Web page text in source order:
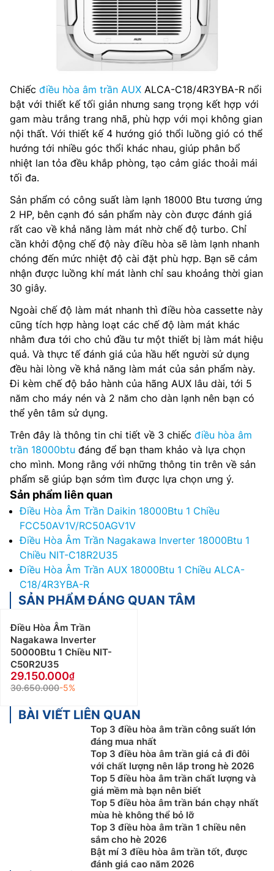
Chiếc điều hòa âm trần AUX ALCA-C18/4R3YBA-R nổi
bật với thiết kế tối giản nhưng sang trọng kết hợp với
gam màu trắng trang nhã, phù hợp với mọi không gian
nội thất. Với thiết kế 4 hướng gió thổi luồng gió có thể
hướng tới nhiều góc thổi khác nhau, giúp phân bổ
nhiệt lan tỏa đều khắp phòng, tạo cảm giác thoải mái
tối đa.
Sản phẩm có công suất làm lạnh 18000 Btu tương ứng
2 HP, bên cạnh đó sản phẩm này còn được đánh giá
rất cao về khả năng làm mát nhờ chế độ turbo. Chỉ
cần khởi động chế độ này điều hòa sẽ làm lạnh nhanh
chóng đến mức nhiệt độ cài đặt phù hợp. Bạn sẽ cảm
nhận được luồng khí mát lành chỉ sau khoảng thời gian
30 giây.
Ngoài chế độ làm mát nhanh thì điều hòa cassette này
cũng tích hợp hàng loạt các chế độ làm mát khác
nhằm đưa tới cho chủ đầu tư một thiết bị làm mát hiệu
quả. Và thực tế đánh giá của hầu hết người sử dụng
đều hài lòng về khả năng làm mát của sản phẩm này.
Đi kèm chế độ bảo hành của hãng AUX lâu dài, tới 5
năm cho máy nén và 2 năm cho dàn lạnh nên bạn có
thể yên tâm sử dụng.
Trên đây là thông tin chi tiết về 3 chiếc điều hòa âm
trần 18000btu đáng để bạn tham khảo và lựa chọn
cho mình. Mong rằng với những thông tin trên về sản
phẩm sẽ giúp bạn sớm tìm được lựa chọn ưng ý.
Sản phẩm liên quan
Điều Hòa Âm Trần Daikin 18000Btu 1 Chiều
FCC50AV1V/RC50AGV1V
Điều Hòa Âm Trần Nagakawa Inverter 18000Btu 1
Chiều NIT-C18R2U35
Điều Hòa Âm Trần AUX 18000Btu 1 Chiều ALCA-
C18/4R3YBA-R
SẢN PHẨM ĐÁNG QUAN TÂM
Điều Hòa Âm Trần
Nagakawa Inverter
50000Btu 1 Chiều NIT-
C50R2U35
29.150.000
30.650.000-5%
BÀI VIẾT LIÊN QUAN
Top 3 điều hòa âm trần công suất lớn
đáng mua nhất
Top 3 điều hòa âm trần giá cả đi đôi
với chất lượng nên lắp trong hè 2026
Top 5 điều hòa âm trần chất lượng và
giá mềm mà bạn nên biết
Top 5 điều hòa âm trần bán chạy nhất
mùa hè không thể bỏ lỡ
Top 3 điều hòa âm trần 1 chiều nên
sắm cho hè 2026
Bật mí 3 điều hòa âm trần tốt, được
đánh giá cao năm 2026